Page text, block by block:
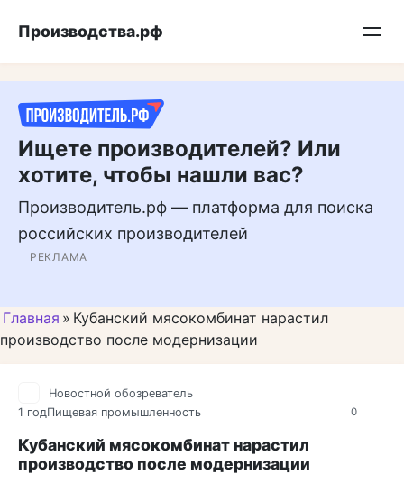
Подписывайтесь на нас в MAX
Производства.рф
Ищете производителей? Или
хотите, чтобы нашли вас?
Производитель.рф — платформа для поиска
российских производителей
РЕКЛАМА
Главная » Кубанский мясокомбинат нарастил
производство после модернизации
0
Новостной обозреватель
1 годПищевая промышленность
Кубанский мясокомбинат нарастил
производство после модернизации